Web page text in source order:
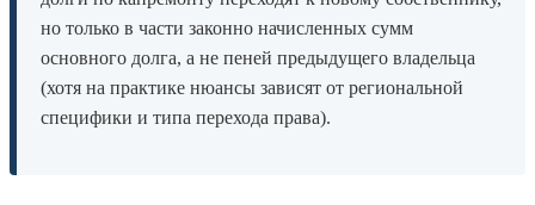
но только в части законно начисленных сумм
основного долга, а не пеней предыдущего владельца
(хотя на практике нюансы зависят от региональной
специфики и типа перехода права).